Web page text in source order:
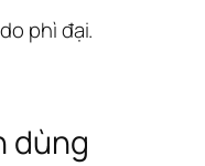
phì đại.
dùng